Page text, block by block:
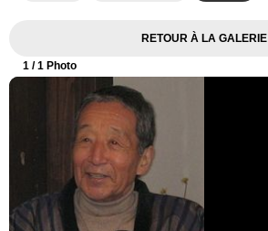
RETOUR À LA GALERIE
1 / 1 Photo